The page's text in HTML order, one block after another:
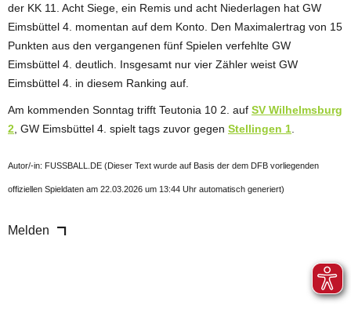
der KK 11. Acht Siege, ein Remis und acht Niederlagen hat GW
Eimsbüttel 4. momentan auf dem Konto. Den Maximalertrag von 15
Punkten aus den vergangenen fünf Spielen verfehlte GW
Eimsbüttel 4. deutlich. Insgesamt nur vier Zähler weist GW
Eimsbüttel 4. in diesem Ranking auf.
Am kommenden Sonntag trifft Teutonia 10 2. auf SV Wilhelmsburg
2 , GW Eimsbüttel 4. spielt tags zuvor gegen Stellingen 1
Autor/-in: FUSSBALL.DE (Dieser Text wurde auf Basis der dem DFB vorliegenden
offiziellen Spieldaten am 22.03.2026 um 13:44 Uhr automatisch generiert)
Melden